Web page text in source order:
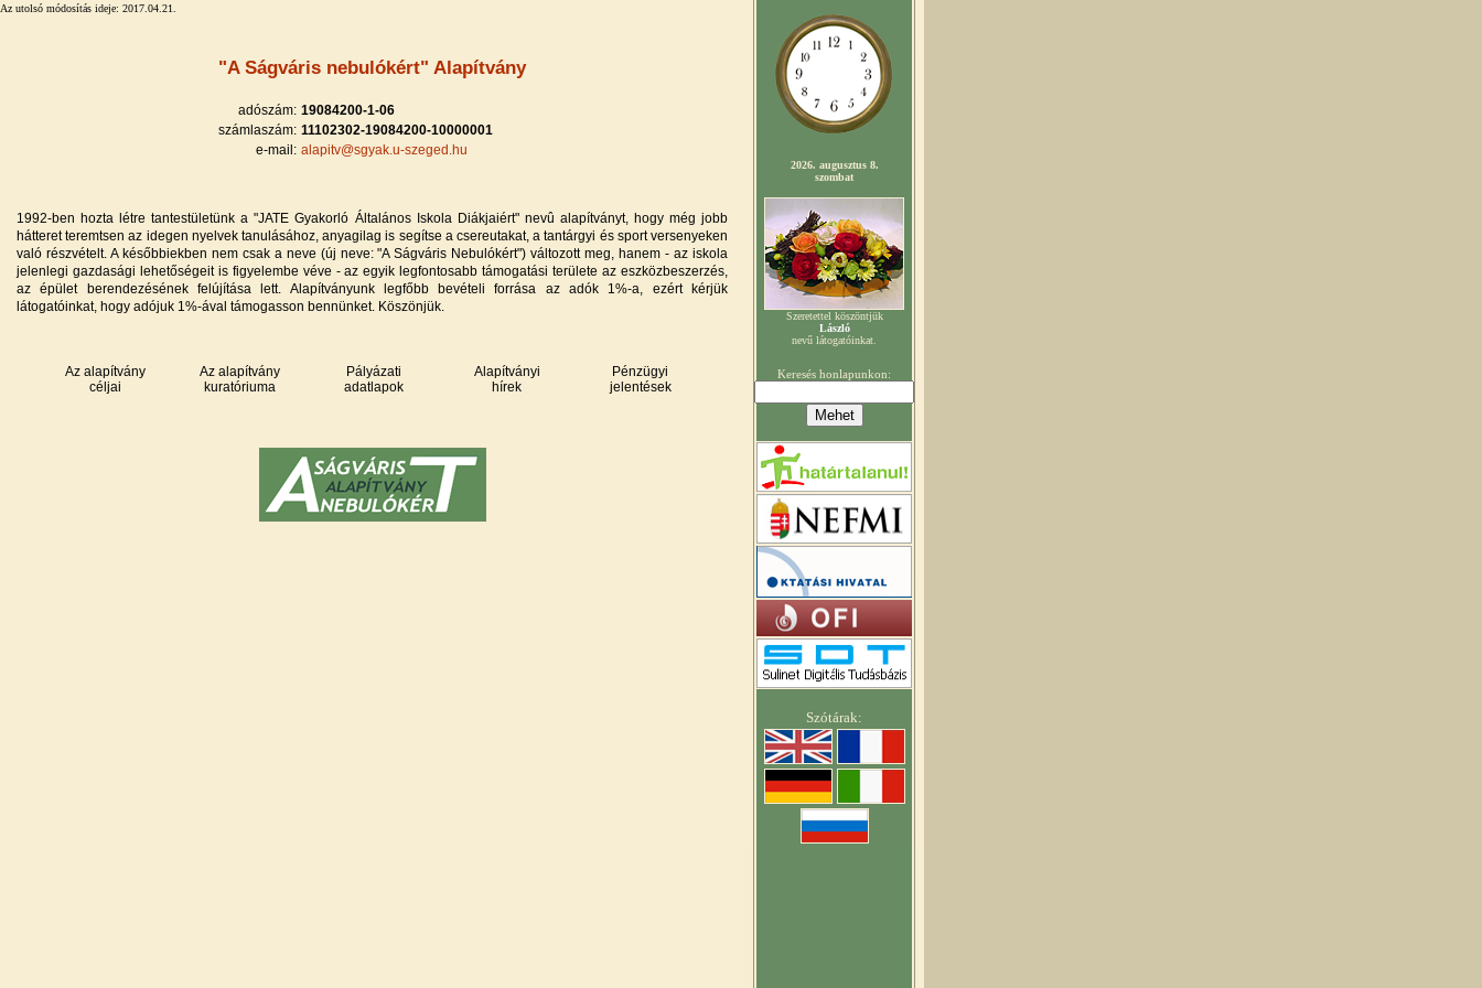
Az utolsó módosítás ideje: 2017.04.21.
"A Ságváris nebulókért" Alapítvány
adószám: 19084200-1-06
számlaszám: 11102302-19084200-10000001
e-mail: alapitv@sgyak.u-szeged.hu
1992-ben hozta létre tantestületünk a "JATE Gyakorló Általános Iskola Diákjaiért" nevû alapítványt, hogy még jobb
hátteret teremtsen az idegen nyelvek tanulásához, anyagilag is segítse a csereutakat, a tantárgyi és sport versenyeken
való részvételt. A későbbiekben nem csak a neve (új neve: "A Ságváris Nebulókért") változott meg, hanem - az iskola
jelenlegi gazdasági lehetőségeit is figyelembe véve - az egyik legfontosabb támogatási területe az eszközbeszerzés,
az épület berendezésének felújítása lett. Alapítványunk legfőbb bevételi forrása az adók 1%-a, ezért kérjük
látogatóinkat, hogy adójuk 1%-ával támogasson bennünket. Köszönjük.
Az alapítvány
céljai
Az alapítvány
kuratóriuma
Pályázati
adatlapok
Alapítványi
hírek
Pénzügyi
jelentések